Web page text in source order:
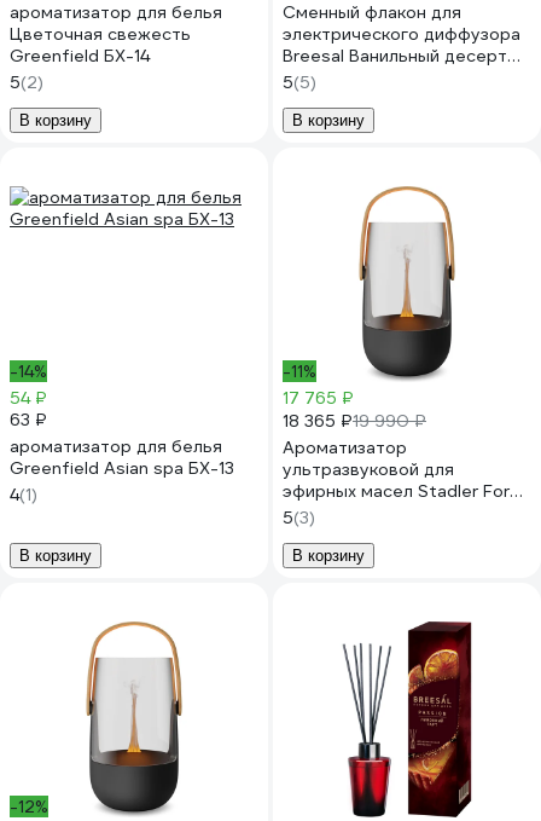
ароматизатор для белья
Цветочная свежесть
Greenfield БХ-14
5(2)
В корзину
Сменный флакон для
электрического диффузора
Breesal Ванильный десерт
ELDF006
5(5)
В корзину
-14%
54 ₽
63 ₽
ароматизатор для белья
Greenfield Asian spa БХ-13
4(1)
В корзину
-11%
17 765 ₽
18 365 ₽19 990 ₽
Ароматизатор
ультразвуковой для
эфирных масел Stadler Form
Sophie, автоматический с
подсветкой, черный S-003
5(3)
В корзину
-12%